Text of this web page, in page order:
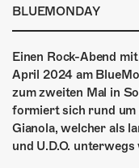
BLUEMONDAY
Einen Rock-Abend
April 2024 am
zum zweiten Mal in
formiert sich rund um
Gianola, welcher als
und U.D.O. unterwegs